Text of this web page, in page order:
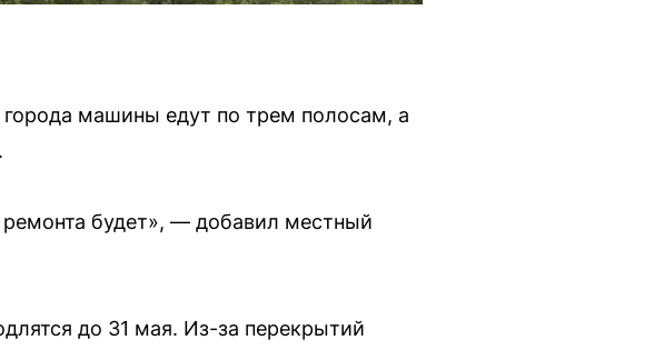
машины едут по трем полосам, а
будет», — добавил местный
до 31 мая. Из-за перекрытий